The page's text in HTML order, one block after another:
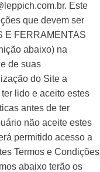
Este
que devem ser
E FERRAMENTAS
abaixo) na
de suas
do Site a
lido e aceito estes
antes de ter
não aceite estes
permitido acesso a
Termos e Condições
abaixo terão os